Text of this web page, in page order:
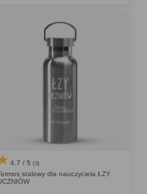
4.7 / 5 (3)
stalowy dla nauczyciela ŁZY